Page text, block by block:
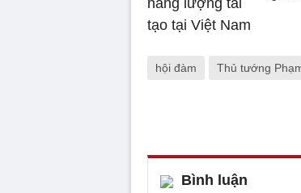
hội đàm Thủ tướng
Bình luận